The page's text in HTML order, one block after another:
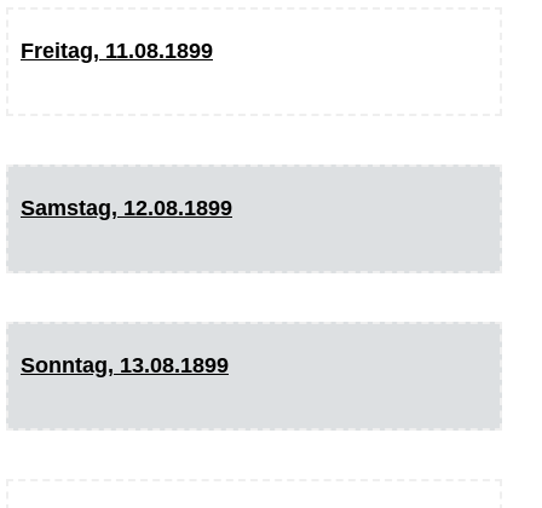
Freitag, 11.08.1899
Samstag, 12.08.1899
Sonntag, 13.08.1899